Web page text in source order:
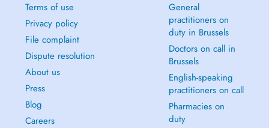
Terms of use
Privacy policy
File complaint
Dispute resolution
About us
Press
Blog
Careers
General
practitioners on
duty in Brussels
Doctors on call in
Brussels
English-speaking
practitioners on call
Pharmacies on
duty